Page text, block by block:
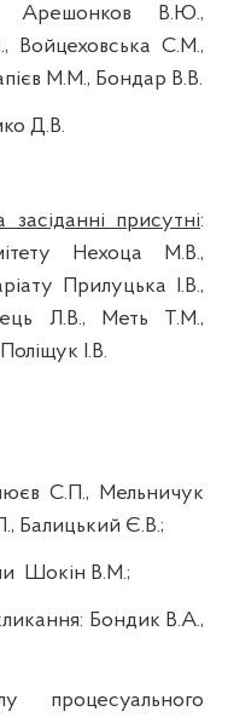
Арешонков В.Ю.,
Войцеховська С.М.,
М.М., Бондар В.В.
Д.В.
засіданні присутні:
Нехоца М.В.,
Прилуцька І.В.,
Л.В.,
Меть Т.М.,
І.В.
С.П., Мельничук
Балицький Є.В.;
Шокін В.М.;
Бондик В.А.,
процесуального